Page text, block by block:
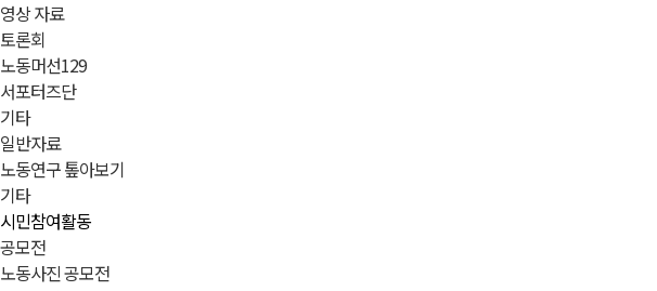
영상 자료
토론회
노동머선129
서포터즈단
기타
일반자료
노동연구 톺아보기
기타
시민참여활동
공모전
노동사진 공모전